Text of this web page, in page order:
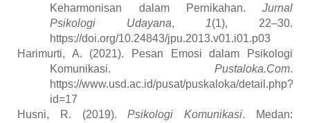
Keharmonisan dalam Pernikahan. Jurnal
Psikologi Udayana, 1(1), 22–30.
https://doi.org/10.24843/jpu.2013.v01.i01.p03
Harimurti, A. (2021). Pesan Emosi dalam Psikologi
Komunikasi. Pustaloka.Com.
https://www.usd.ac.id/pusat/puskaloka/detail.php?
id=17
Husni, R. (2019).Psikologi Komunikasi. Medan: